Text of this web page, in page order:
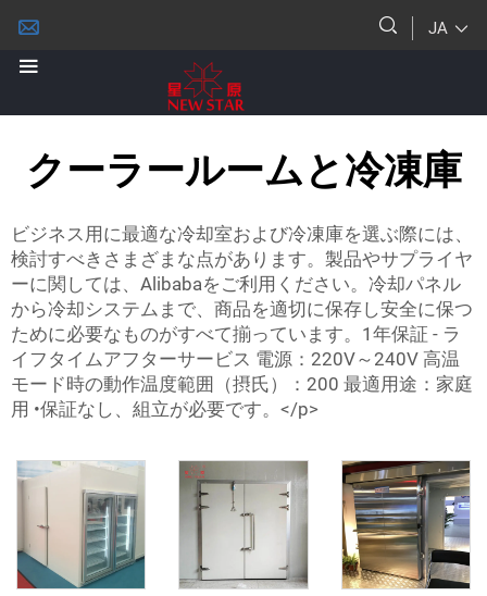
JA
クーラールームと冷凍庫
ビジネス用に最適な冷却室および冷凍庫を選ぶ際には、
検討すべきさまざまな点があります。製品やサプライヤ
ーに関しては、Alibabaをご利用ください。冷却パネル
から冷却システムまで、商品を適切に保存し安全に保つ
ために必要なものがすべて揃っています。1年保証 - ラ
イフタイムアフターサービス 電源：220V～240V 高温
モード時の動作温度範囲（摂氏）：200 最適用途：家庭
用 •保証なし、組立が必要です。</p>